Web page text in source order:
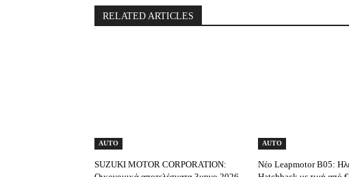
RELATED ARTICLES
AUTO
SUZUKI MOTOR CORPORATION:
AUTO
Νέο Leapmotor B05: